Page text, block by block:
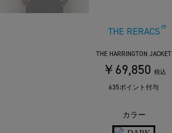
THE RERACS
THE HARRINGTON JACKET
￥69,850 税込
635ポイント付与
カラー